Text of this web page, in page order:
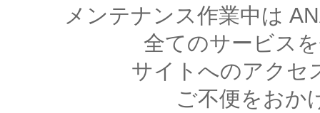
メンテナンス作業中は
全てのサービス
サイトへのアクセ
ご不便をおか